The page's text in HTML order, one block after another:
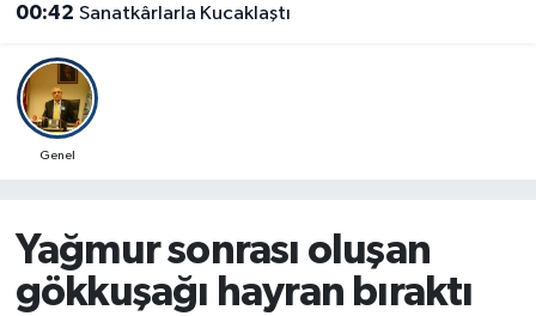
00:42 Sanatkârlarla Kucaklaştı
Genel
Yağmur sonrası oluşan
gökkuşağı hayran bıraktı
Iğdır Trafik Yoğunluk Haritası
Süper Lig Puan Durumu ve Fikstür
Son Dakika Haberleri